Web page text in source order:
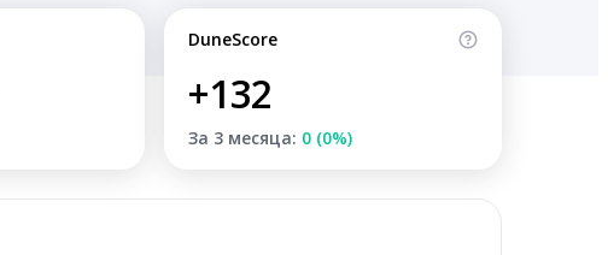
DuneScore
+132
За 3 месяца: 0 (0%)